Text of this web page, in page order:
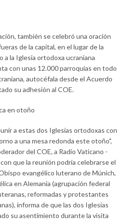
también se celebró una oración
de la capital, en el lugar de la
a la Iglesia ortodoxa ucraniana
con unas 12.000 parroquias en todo
autocéfala desde el Acuerdo
su adhesión al COE.
en otoño
a estas dos Iglesias ortodoxas con
a una mesa redonda este otoño",
del COE, a Radio Vaticano -
que la reunión podría celebrarse el
evangélico luterano de Múnich,
en Alemania (agrupación federal
reformadas y protestantes
informa de que las dos Iglesias
su asentimiento durante la visita